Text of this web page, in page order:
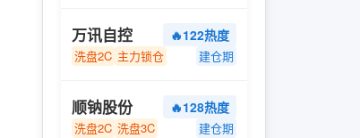
万讯自控 🔥122热度
洗盘2C 主力锁仓 建仓期
顺钠股份 🔥128热度
洗盘2C 洗盘3C 建仓期